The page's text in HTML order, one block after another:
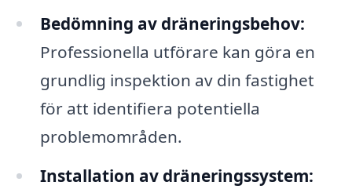
Bedömning av dräneringsbehov:
Professionella utförare kan göra en
grundlig inspektion av din fastighet
för att identifiera potentiella
problemområden.
Installation av dräneringssystem: